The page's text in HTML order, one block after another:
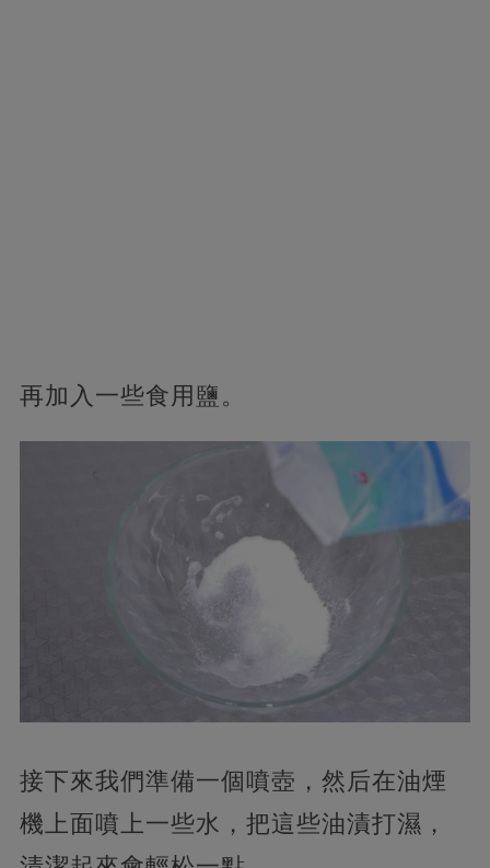
再加入一些食用鹽。
接下來我們準備一個噴壺，然后在油煙
機上面噴上一些水，把這些油漬打濕，